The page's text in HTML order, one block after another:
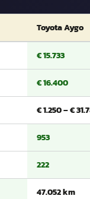
Toyota Aygo
€ 15.733
€ 16.400
€ 1.250 – €
953
222
47.052 km